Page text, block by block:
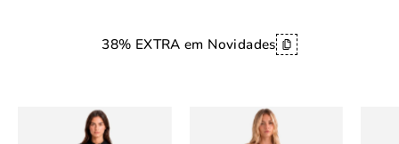
38% EXTRA em Novidades
idworks|url=https://public.idworks.com.br/
slideshow
idworks|url=https://
slideshow